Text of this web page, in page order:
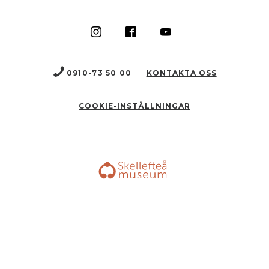
0910-73 50 00 KONTAKTA OSS
COOKIE-INSTÄLLNINGAR